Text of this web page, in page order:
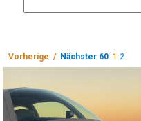
Vorherige / Nächster 60 1 2